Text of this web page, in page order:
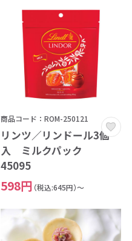
商品コード：ROM-250121
リンツ／リンドール3個
入 ミルクパック
45095
598円 （税込:645円）～